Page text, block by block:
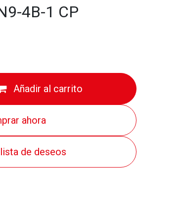
4B-1 CP
Añadir al carrito
ahora
de deseos